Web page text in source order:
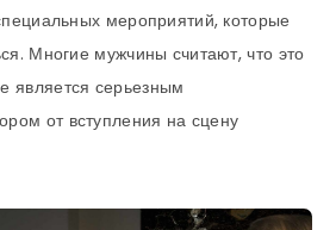
мероприятий, которые
Многие мужчины считают, что это
является серьезным
от вступления на сцену